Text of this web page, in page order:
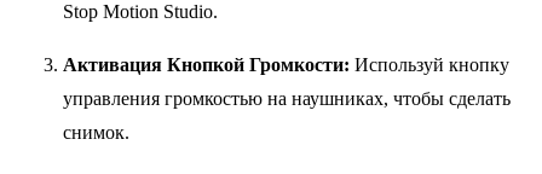
Stop Motion Studio.
Активация Кнопкой Громкости: Используй кнопку
управления громкостью на наушниках, чтобы сделать
снимок.